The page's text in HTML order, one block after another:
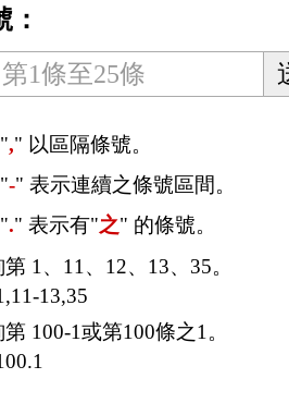
," 以區隔條號。
-" 表示連續之條號區間。
." 表示有"之" 的條號。
1、11、12、13、35。
13,35
100-1或第100條之1。